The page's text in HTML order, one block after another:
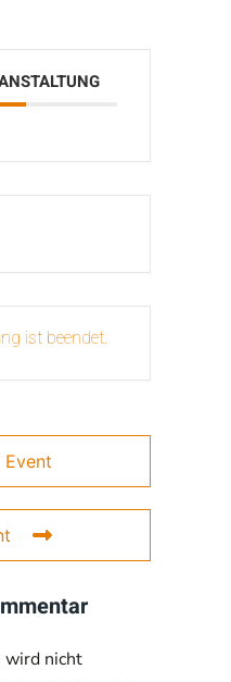
ist beendet.
Event
wird nicht